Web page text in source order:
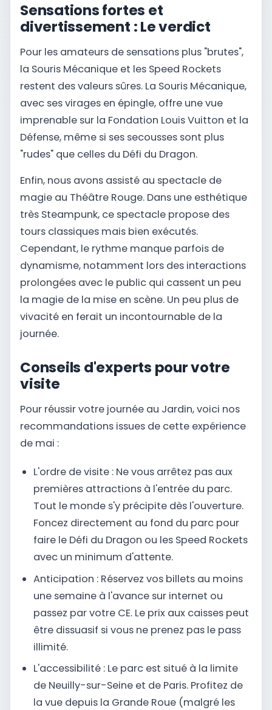
Sensations fortes et
divertissement : Le verdict
Pour les amateurs de sensations plus "brutes",
la Souris Mécanique et les Speed Rockets
restent des valeurs sûres. La Souris Mécanique,
avec ses virages en épingle, offre une vue
imprenable sur la Fondation Louis Vuitton et la
Défense, même si ses secousses sont plus
"rudes" que celles du Défi du Dragon.
Enfin, nous avons assisté au spectacle de
magie au Théâtre Rouge. Dans une esthétique
très Steampunk, ce spectacle propose des
tours classiques mais bien exécutés.
Cependant, le rythme manque parfois de
dynamisme, notamment lors des interactions
prolongées avec le public qui cassent un peu
la magie de la mise en scène. Un peu plus de
vivacité en ferait un incontournable de la
journée.
Conseils d'experts pour votre
visite
Pour réussir votre journée au Jardin, voici nos
recommandations issues de cette expérience
de mai :
L'ordre de visite : Ne vous arrêtez pas aux
premières attractions à l'entrée du parc.
Tout le monde s'y précipite dès l'ouverture.
Foncez directement au fond du parc pour
faire le Défi du Dragon ou les Speed Rockets
avec un minimum d'attente.
Anticipation : Réservez vos billets au moins
une semaine à l'avance sur internet ou
passez par votre CE. Le prix aux caisses peut
être dissuasif si vous ne prenez pas le pass
illimité.
L'accessibilité : Le parc est situé à la limite
de Neuilly-sur-Seine et de Paris. Profitez de
la vue depuis la Grande Roue (malgré les